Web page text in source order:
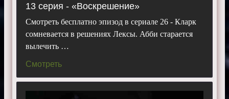
13 серия - «Воскрешение»
Смотреть бесплатно эпизод в сериале 26 - Кларк
сомневается в решениях Лексы. Абби старается
вылечить …
Смотреть